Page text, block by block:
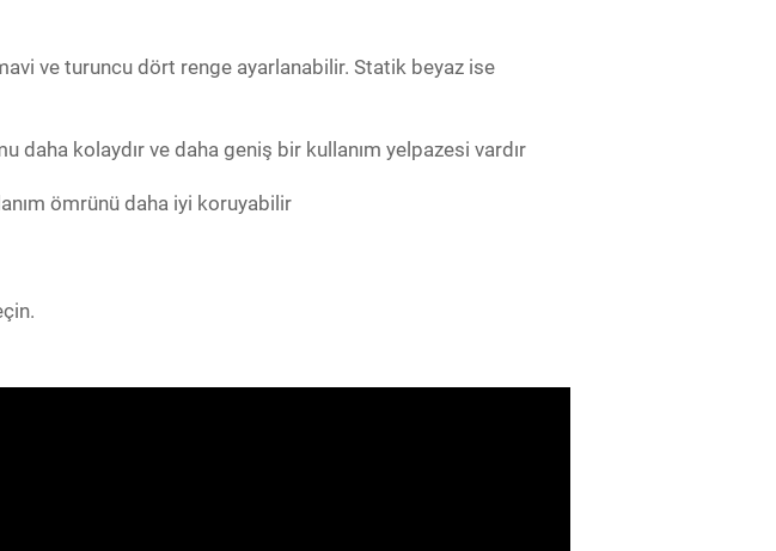
ve turuncu dört renge ayarlanabilir. Statik beyaz ise
daha kolaydır ve daha geniş bir kullanım yelpazesi vardır
ömrünü daha iyi koruyabilir